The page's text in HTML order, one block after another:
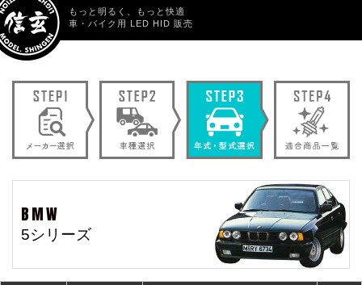
もっと明るく、もっと快適
車・バイク用 LED HID 販売
BMW
5シリーズ